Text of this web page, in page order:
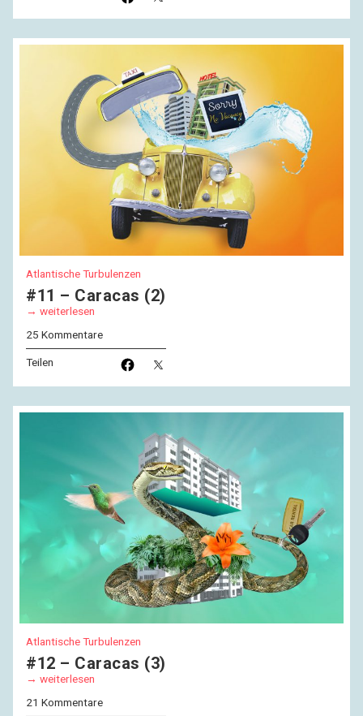
Atlantische Turbulenzen
#11 – Caracas (2)
weiterlesen
25 Kommentare
Teilen
Atlantische Turbulenzen
#12 – Caracas (3)
weiterlesen
21 Kommentare